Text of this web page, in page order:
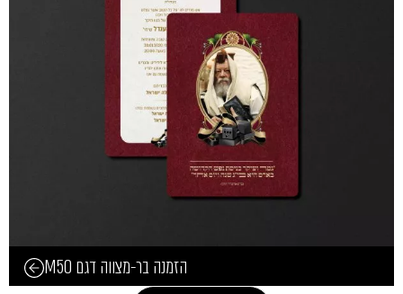
הזמנה בר-מצווה דגם M50